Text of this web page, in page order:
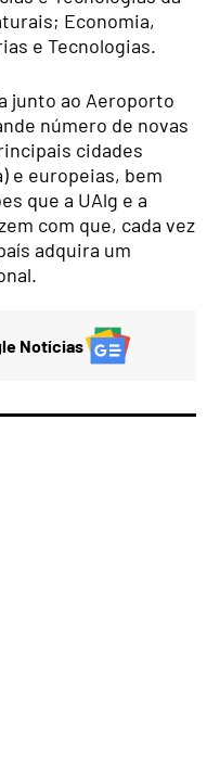
Economia,
e Tecnologias.
junto ao Aeroporto
número de novas
cidades
e europeias, bem
que a UAlg e a
com que, cada vez
adquira um
Notícias